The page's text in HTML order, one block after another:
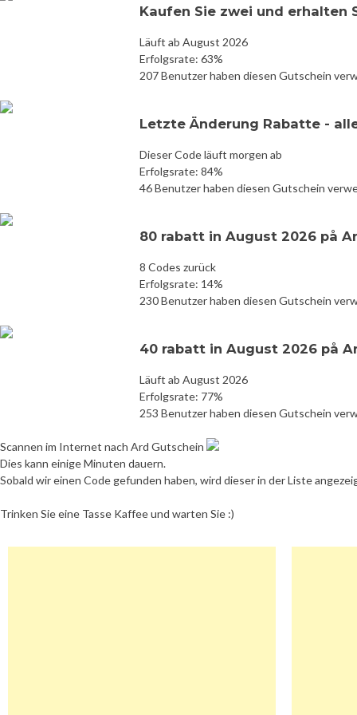
Kaufen Sie zwei und erhalten
Läuft ab August 2026
Erfolgsrate: 63%
207 Benutzer haben diesen Gutschein
Letzte Änderung Rabatte -
Dieser Code läuft morgen ab
Erfolgsrate: 84%
46 Benutzer haben diesen Gutschein
80 rabatt in August 2026 på
8 Codes zurück
Erfolgsrate: 14%
230 Benutzer haben diesen Gutschein
40 rabatt in August 2026 på
Läuft ab August 2026
Erfolgsrate: 77%
253 Benutzer haben diesen Gutschein
Scannen im Internet nach Ard Gutschein
Dies kann einige Minuten dauern.
Sobald wir einen Code gefunden haben, wird dieser in der Liste
Trinken Sie eine Tasse Kaffee und warten Sie :)